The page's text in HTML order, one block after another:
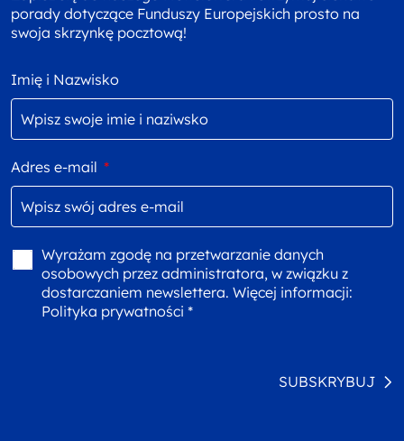
porady dotyczące Funduszy Europejskich prosto na
swoja skrzynkę pocztową!
Imię i Nazwisko
Adres e-mail *
Wyrażam zgodę na przetwarzanie danych
osobowych przez administratora, w związku z
dostarczaniem newslettera. Więcej informacji:
Polityka prywatności *
SUBSKRYBUJ